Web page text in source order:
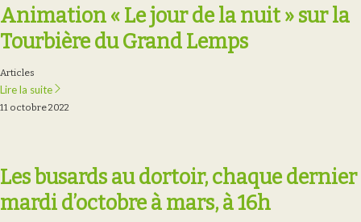
Animation « Le jour de la nuit » sur la
Tourbière du Grand Lemps
Articles
Lire la suite
11 octobre 2022
Les busards au dortoir, chaque dernier
mardi d’octobre à mars, à 16h